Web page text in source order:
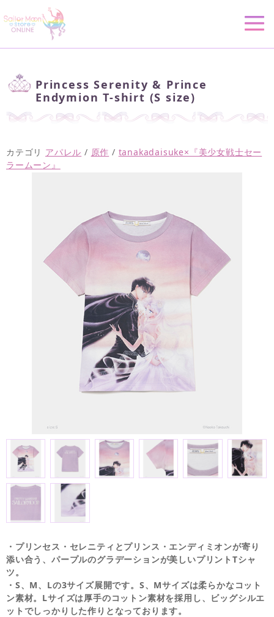
Princess Serenity & Prince
Endymion T-shirt (S size)
カテゴリ アパレル / 原作 / tanakadaisuke×『美少女戦士セー
ラームーン』
・プリンセス・セレニティとプリンス・エンディミオンが寄り
添い合う、パープルのグラデーションが美しいプリントTシャ
ツ。
・S、M、Lの3サイズ展開です。S、Mサイズは柔らかなコット
ン素材。Lサイズは厚手のコットン素材を採用し、ビッグシルエ
ットでしっかりした作りとなっております。